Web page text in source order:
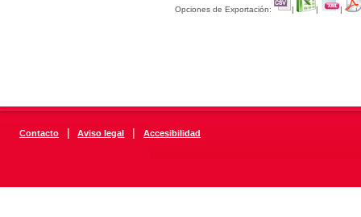
Opciones de Exportación: | | |
Contacto | Aviso legal | Accesibilidad